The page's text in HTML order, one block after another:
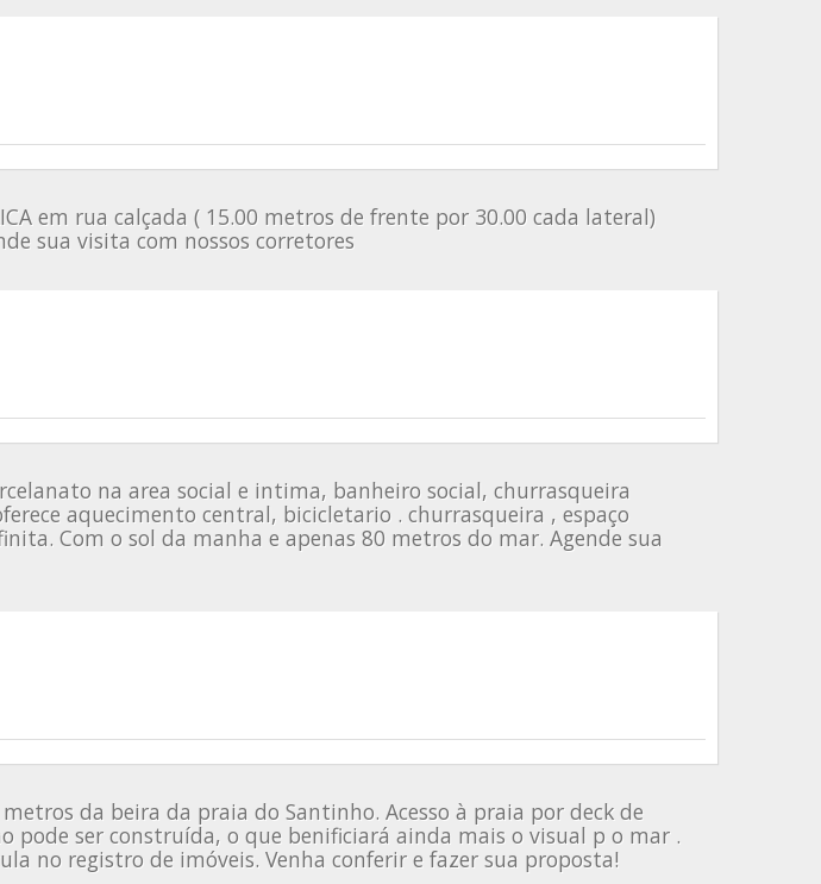
em rua calçada ( 15.00 metros de frente por 30.00 cada lateral)
sua visita com nossos corretores
na area social e intima, banheiro social, churrasqueira
aquecimento central, bicicletario . churrasqueira , espaço
Com o sol da manha e apenas 80 metros do mar. Agende sua
da beira da praia do Santinho. Acesso à praia por deck de
pode ser construída, o que benificiará ainda mais o visual p o mar .
no registro de imóveis. Venha conferir e fazer sua proposta!